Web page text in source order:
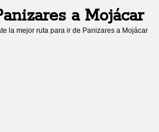
a Mojácar
la mejor ruta para ir de Panizares a Mojácar